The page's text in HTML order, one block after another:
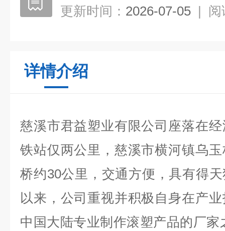
更新时间： 2026-07-05 | 阅
详情介绍
慈溪市君益塑业有限公司座落在
铁站仅两公里，慈溪市横河镇乌
桥约30公里，交通方便，具有得
以来，公司重视并积极自身在产
中国大陆专业制作滚塑产品的厂